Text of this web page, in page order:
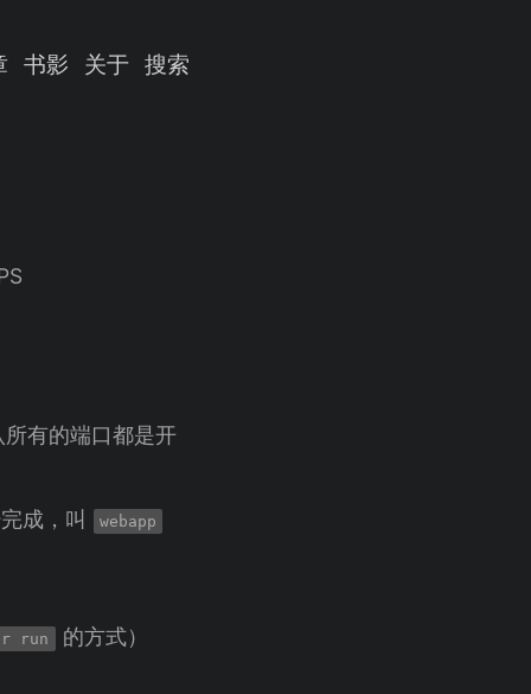
书影 关于 搜索
所有的端口都是开
成，叫 webapp
run 的方式）